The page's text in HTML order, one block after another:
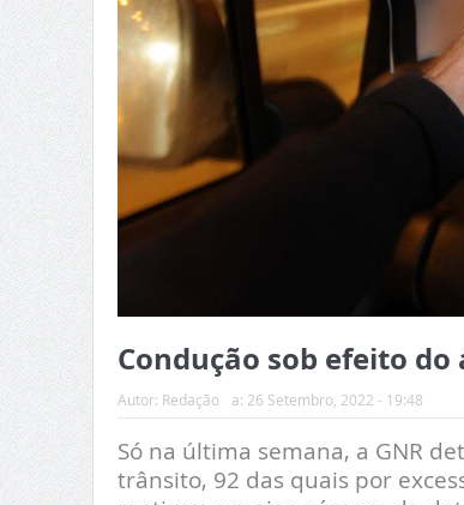
Condução sob efeito
Autor: Redação a: 26 Setembro, 2022 - 19:48
Só na última semana, a GNR
trânsito, 92 das quais por